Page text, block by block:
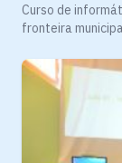
Curso de
fronteira